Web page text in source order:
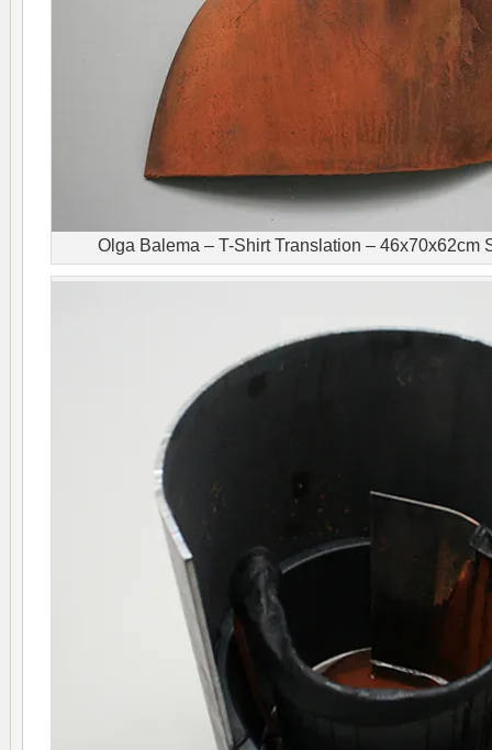
Olga Balema – T-Shirt Translation – 46x70x62cm